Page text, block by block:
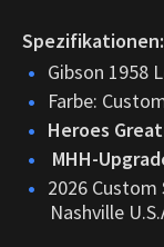
Spezifikationen:
Gibson 1958
Farbe:
Heroes
MHH-
2026
Nashville